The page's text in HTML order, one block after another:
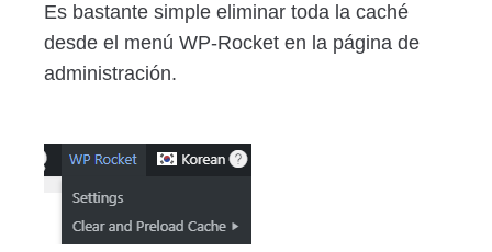
Es bastante simple eliminar toda la caché
desde el menú WP-Rocket en la página de
administración.